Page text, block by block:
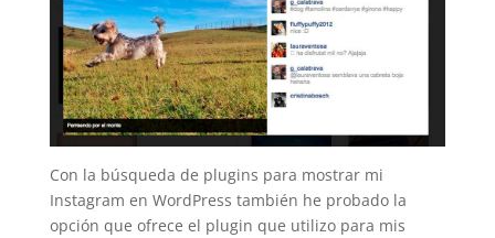
Con la búsqueda de plugins para mostrar mi
Instagram en WordPress también he probado la
opción que ofrece el plugin que utilizo para mis